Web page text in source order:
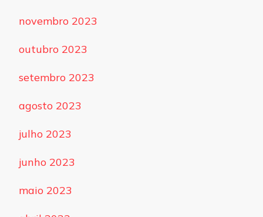
novembro 2023
outubro 2023
setembro 2023
agosto 2023
julho 2023
junho 2023
maio 2023